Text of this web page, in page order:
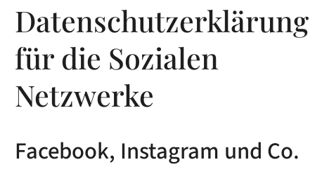
Datenschutzerklärung
für die Sozialen
Netzwerke
Facebook, Instagram und Co.